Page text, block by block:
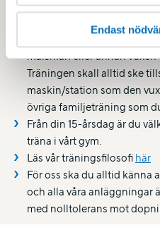
Endast
inte träning i bar överkropp.
Familjeträning gym: Från 10
barntillägg välkommen att
målsman eller annan
Träningen skall alltid ske
maskin/station som den
övriga familjeträning som
Från din 15-årsdag är du
träna i vårt gym.
Läs vår träningsfilosofihär
För oss ska du alltid känna
och alla våra anläggningar
med nolltolerans mot